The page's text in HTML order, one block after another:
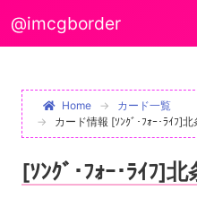
@imcgborder
Home
カード一覧
カード情報 [ｿﾝｸﾞ･ﾌｫｰ･ﾗｲﾌ]
[ｿﾝｸﾞ･ﾌｫｰ･ﾗｲﾌ]